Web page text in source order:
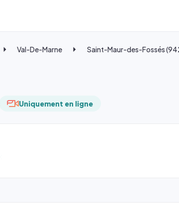
Val-De-Marne Saint-Maur-des-Fossés
Uniquement en ligne